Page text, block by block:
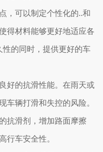
，可以制定个性化的..和
得材料能够更好地适应各
的同时，提供更好的车
好的抗滑性能。在雨天或
车辆打滑和失控的风险。
抗滑剂，增加路面摩擦
行车安全性。